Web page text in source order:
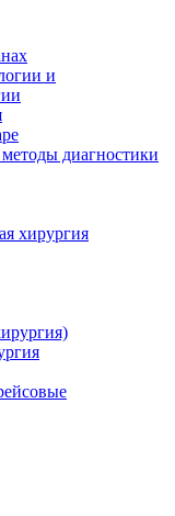
и
диагностики
хирургия